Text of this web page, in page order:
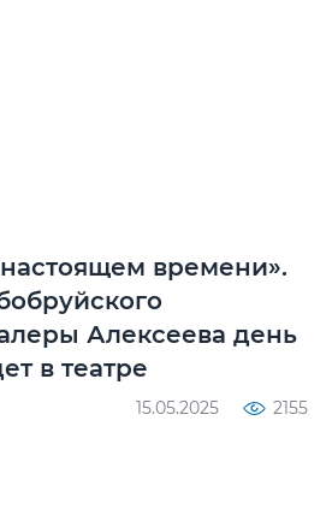
настоящем времени».
Алексеева день
в театре
15.05.2025 2155